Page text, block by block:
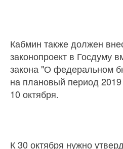
Кабмин также должен
законопроект в Госдуму
закона "О федеральном
на плановый период
10 октября.
К 30 октября нужно